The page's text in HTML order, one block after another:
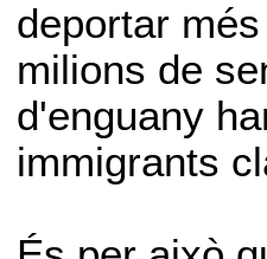
deportar
milions de
d'enguany
immigrants